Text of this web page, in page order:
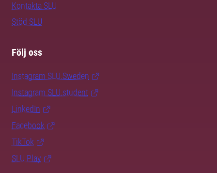
Kontakta SLU
Stöd SLU
Följ oss
Instagram SLU.Sweden
Instagram SLU.student
LinkedIn
Facebook
TikTok
SLU Play